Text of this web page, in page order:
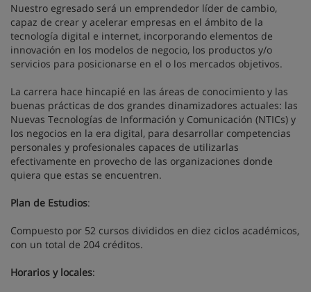
Nuestro egresado será un emprendedor líder de cambio,
capaz de crear y acelerar empresas en el ámbito de la
tecnología digital e internet, incorporando elementos de
innovación en los modelos de negocio, los productos y/o
servicios para posicionarse en el o los mercados objetivos.
La carrera hace hincapié en las áreas de conocimiento y las
buenas prácticas de dos grandes dinamizadores actuales: las
Nuevas Tecnologías de Información y Comunicación (NTICs) y
los negocios en la era digital, para desarrollar competencias
personales y profesionales capaces de utilizarlas
efectivamente en provecho de las organizaciones donde
quiera que estas se encuentren.
Plan de Estudios:
Compuesto por 52 cursos divididos en diez ciclos académicos,
con un total de 204 créditos.
Horarios y locales: